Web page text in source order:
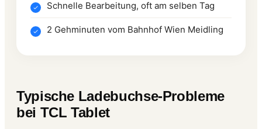
Schnelle Bearbeitung, oft am selben Tag
2 Gehminuten vom Bahnhof Wien Meidling
Typische Ladebuchse-Probleme
bei TCL Tablet